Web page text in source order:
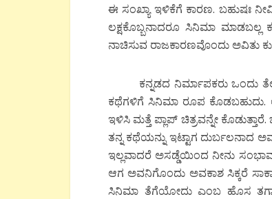
ಈ ಸಂಖ್ಯಾ ಇಳಿಕೆಗೆ ಕಾರಣ. ಬಹುಷಃ
ಲಕ್ಷಕೊಬ್ಬನಾದರೂ ಸಿನಿಮಾ ಮಾಡಬಲ್ಲ
ನಾಚಿಸುವ ರಾಜಕಾರಣವೊಂದು ಅವಿತು
ಕನ್ನಡದ ನಿರ್ಮಾಪಕರು ಒಂದು
ಕಥೆಗಳಿಗೆ ಸಿನಿಮಾ ರೂಪ ಕೊಡಬಹುದು. ಆ
ಇಳಿಸಿ ಮತ್ತೆ ಪ್ಲಾಪ್ ಚಿತ್ರವನ್ನೇ
ತನ್ನ ಕಥೆಯನ್ನು ಇಟ್ಟಾಗ ದುರ್ಬಲನಾದ
ಇಲ್ಲವಾದರೆ ಅಸಡ್ಡೆಯಿಂದ ನೀನು
ಆಗ ಅವನಿಗೊಂದು ಅವಕಾಶ ಸಿಕ್ಕರೆ
ಸಿನಿಮಾ ತೆಗೆಯೋದು ಎಂಬ ಹೊಸ ತಗಾದೆ